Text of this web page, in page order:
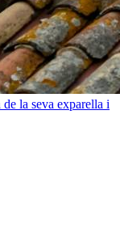
la seva exparella i